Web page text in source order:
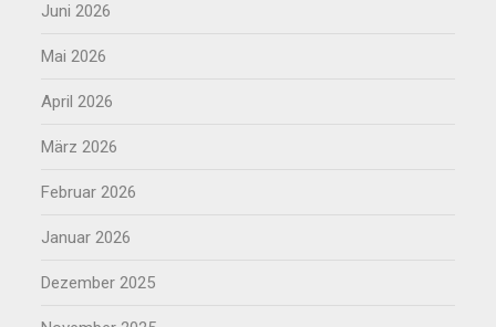
Juni 2026
Mai 2026
April 2026
März 2026
Februar 2026
Januar 2026
Dezember 2025